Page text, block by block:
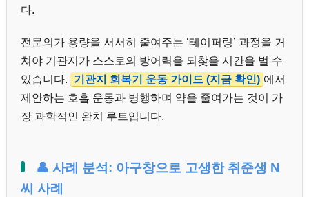
다.
전문의가 용량을 서서히 줄여주는 ‘테이퍼링’ 과정을 거
쳐야 기관지가 스스로의 방어력을 되찾을 시간을 벌 수
있습니다.
기관지 회복기 운동 가이드 (지금 확인) 에서
제안하는 호흡 운동과 병행하며 약을 줄여가는 것이 가
장 과학적인 완치 루트입니다.
👤 사례 분석: 아구창으로 고생한 취준생 N
씨 사례